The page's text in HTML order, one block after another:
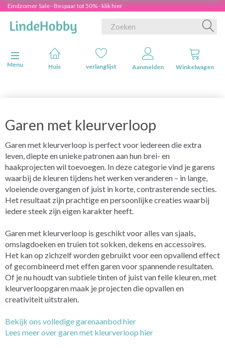
Eindzomer Sale - Bespaar tot 50% - klik hier
Navigatie in-/uitschakelen
Menu
Huis verlanglijst Aanmelden Winkelwagen
Garen met kleurverloop
Garen met kleurverloop is perfect voor iedereen die extra
leven, diepte en unieke patronen aan hun brei- en
haakprojecten wil toevoegen. In deze categorie vind je garens
waarbij de kleuren tijdens het werken veranderen – in lange,
vloeiende overgangen of juist in korte, contrasterende secties.
Het resultaat zijn prachtige en persoonlijke creaties waarbij
iedere steek zijn eigen karakter heeft.
Garen met kleurverloop is geschikt voor alles van sjaals,
omslagdoeken en truien tot sokken, dekens en accessoires.
Het kan op zichzelf worden gebruikt voor een opvallend effect
of gecombineerd met effen garen voor spannende resultaten.
Of je nu houdt van subtiele tinten of juist van felle kleuren, met
kleurverloopgaren maak je projecten die opvallen en
creativiteit uitstralen.
Bekijk ons volledige garenaanbod hier
Lees meer over garen met kleurverloop hier